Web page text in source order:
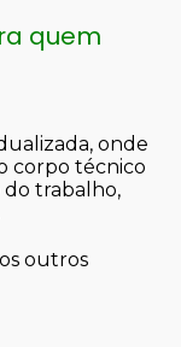
quem
onde
corpo técnico
trabalho,
outros